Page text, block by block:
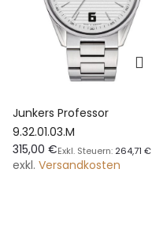
Junkers Professor
9.32.01.03.M
315,00 €
264,71 €
exkl. Versandkosten